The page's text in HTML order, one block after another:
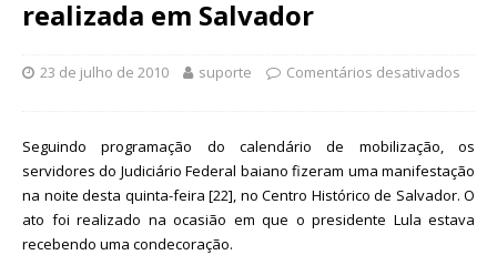
realizada em Salvador
23 de julho de 2010 suporte Comentários desativados
Seguindo programação do calendário de mobilização, os
servidores do Judiciário Federal baiano fizeram uma manifestação
na noite desta quinta-feira [22], no Centro Histórico de Salvador. O
ato foi realizado na ocasião em que o presidente Lula estava
recebendo uma condecoração.